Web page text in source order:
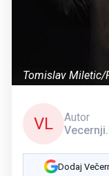
Tomislav Miletic/
VL
Autor
Dodaj